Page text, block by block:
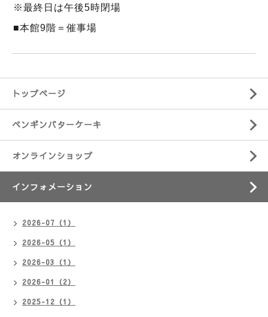
※最終日は午後5時閉場
■本館9階＝催事場
トップページ
ペンギンバターケーキ
オンラインショップ
インフォメーション
2026-07（1）
2026-05（1）
2026-03（1）
2026-01（2）
2025-12（1）